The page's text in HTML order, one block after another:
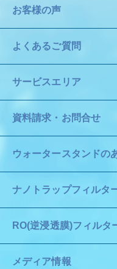
お客様の声
よくあるご質問
サービスエリア
資料請求・お問合せ
ウォータースタンドの
ナノトラップフィルタ
RO(逆浸透膜)フィルタ
メディア情報